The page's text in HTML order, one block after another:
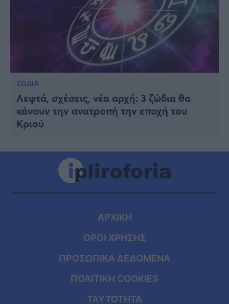
ΖΩΔΙΑ
Λεφτά, σχέσεις, νέα αρχή: 3 ζώδια θα
κάνουν την ανατροπή την εποχή του
Κριού
ΑΡΧΙΚΗ
ΟΡΟΙ ΧΡΗΣΗΣ
ΠΡΟΣΩΠΙΚΑ ΔΕΔΟΜΕΝΑ
ΠΟΛΙΤΙΚΗ COOKIES
ΤΑΥΤΟΤΗΤΑ